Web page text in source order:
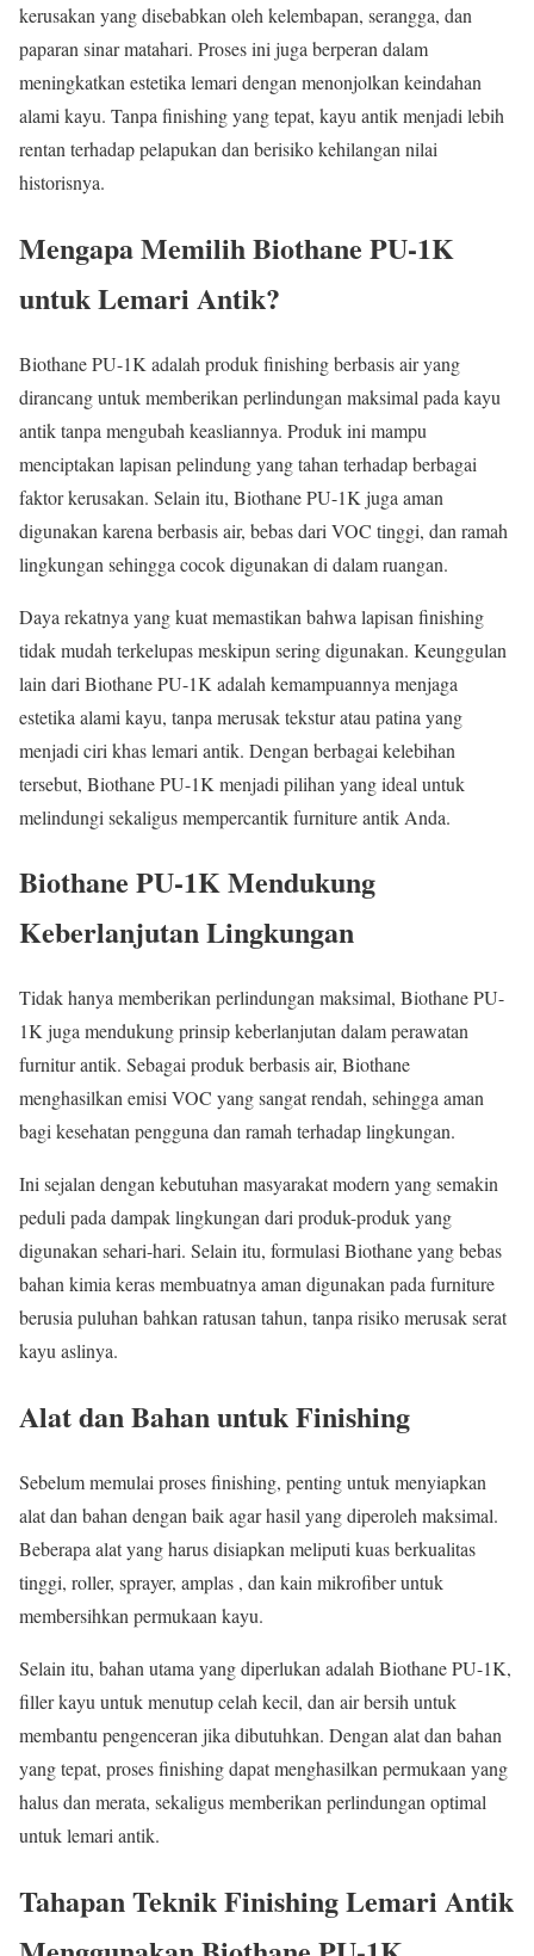
kerusakan yang disebabkan oleh kelembapan, serangga, dan
paparan sinar matahari. Proses ini juga berperan dalam
meningkatkan estetika lemari dengan menonjolkan keindahan
alami kayu. Tanpa finishing yang tepat, kayu antik menjadi lebih
rentan terhadap pelapukan dan berisiko kehilangan nilai
historisnya.
Mengapa Memilih Biothane PU-1K
untuk Lemari Antik?
Biothane PU-1K adalah produk finishing berbasis air yang
dirancang untuk memberikan perlindungan maksimal pada kayu
antik tanpa mengubah keasliannya. Produk ini mampu
menciptakan lapisan pelindung yang tahan terhadap berbagai
faktor kerusakan. Selain itu, Biothane PU-1K juga aman
digunakan karena berbasis air, bebas dari VOC tinggi, dan ramah
lingkungan sehingga cocok digunakan di dalam ruangan.
Daya rekatnya yang kuat memastikan bahwa lapisan finishing
tidak mudah terkelupas meskipun sering digunakan. Keunggulan
lain dari Biothane PU-1K adalah kemampuannya menjaga
estetika alami kayu, tanpa merusak tekstur atau patina yang
menjadi ciri khas lemari antik. Dengan berbagai kelebihan
tersebut, Biothane PU-1K menjadi pilihan yang ideal untuk
melindungi sekaligus mempercantik furniture antik Anda.
Biothane PU-1K Mendukung
Keberlanjutan Lingkungan
Tidak hanya memberikan perlindungan maksimal, Biothane PU-
1K juga mendukung prinsip keberlanjutan dalam perawatan
furnitur antik. Sebagai produk berbasis air, Biothane
menghasilkan emisi VOC yang sangat rendah, sehingga aman
bagi kesehatan pengguna dan ramah terhadap lingkungan.
Ini sejalan dengan kebutuhan masyarakat modern yang semakin
peduli pada dampak lingkungan dari produk-produk yang
digunakan sehari-hari. Selain itu, formulasi Biothane yang bebas
bahan kimia keras membuatnya aman digunakan pada furniture
berusia puluhan bahkan ratusan tahun, tanpa risiko merusak serat
kayu aslinya.
Alat dan Bahan untuk Finishing
Sebelum memulai proses finishing, penting untuk menyiapkan
alat dan bahan dengan baik agar hasil yang diperoleh maksimal.
Beberapa alat yang harus disiapkan meliputi kuas berkualitas
tinggi, roller, sprayer, amplas , dan kain mikrofiber untuk
membersihkan permukaan kayu.
Selain itu, bahan utama yang diperlukan adalah Biothane PU-1K,
filler kayu untuk menutup celah kecil, dan air bersih untuk
membantu pengenceran jika dibutuhkan. Dengan alat dan bahan
yang tepat, proses finishing dapat menghasilkan permukaan yang
halus dan merata, sekaligus memberikan perlindungan optimal
untuk lemari antik.
Tahapan Teknik Finishing Lemari Antik